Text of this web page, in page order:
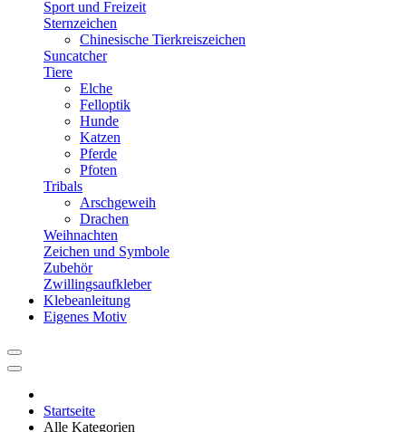
Sport und Freizeit
Sternzeichen
Chinesische Tierkreiszeichen
Suncatcher
Tiere
Elche
Felloptik
Hunde
Katzen
Pferde
Pfoten
Tribals
Arschgeweih
Drachen
Weihnachten
Zeichen und Symbole
Zubehör
Zwillingsaufkleber
Klebeanleitung
Eigenes Motiv
Startseite
Alle Kategorien